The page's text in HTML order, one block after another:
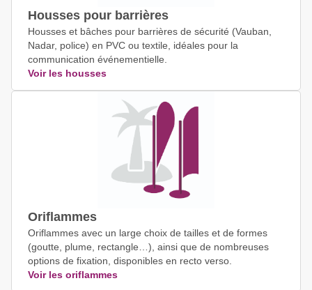
Housses pour barrières
Housses et bâches pour barrières de sécurité (Vauban,
Nadar, police) en PVC ou textile, idéales pour la
communication événementielle.
Voir les housses
Oriflammes
Oriflammes avec un large choix de tailles et de formes
(goutte, plume, rectangle…), ainsi que de nombreuses
options de fixation, disponibles en recto verso.
Voir les oriflammes